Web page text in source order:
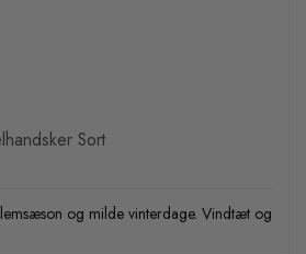
Sort
og milde vinterdage. Vindtæt og